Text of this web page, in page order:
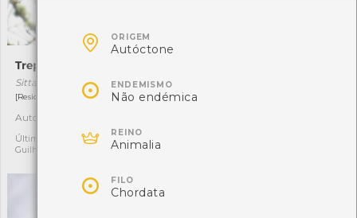
Trepadeira-azul
Sitta europaea
[Residente]
Autóctone
Última observação por:
Guilherme Buzzo
[Comum]
 ORIGEM
Autóctone
 ENDEMISMO
Não endémica
 REINO
Animalia
 FILO
Chordata